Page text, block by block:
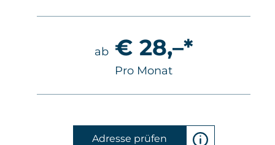
ab€ 28,–*
Pro Monat
Adresse prüfen